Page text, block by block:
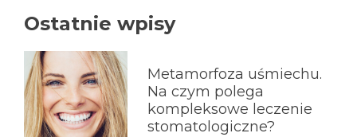
Ostatnie wpisy
Metamorfoza uśmiechu.
Na czym polega
kompleksowe leczenie
stomatologiczne?